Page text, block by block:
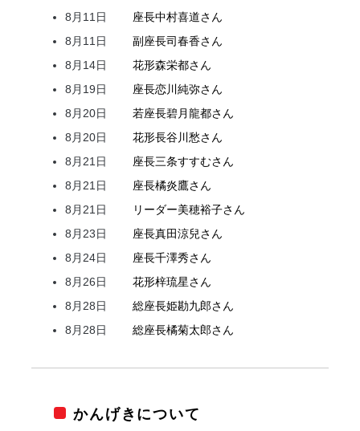
8月11日
座長中村喜道さん
8月11日
副座長司春香さん
8月14日
花形森栄都さん
8月19日
座長恋川純弥さん
8月20日
若座長碧月龍都さん
8月20日
花形長谷川愁さん
8月21日
座長三条すすむさん
8月21日
座長橘炎鷹さん
8月21日
リーダー美穂裕子さん
8月23日
座長真田涼兒さん
8月24日
座長千澤秀さん
8月26日
花形梓琉星さん
8月28日
総座長姫勘九郎さん
8月28日
総座長橘菊太郎さん
かんげきについて